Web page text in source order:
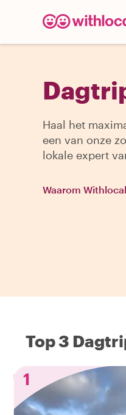
Haal het
een van onze
lokale expert
Waarom
Top 3
1